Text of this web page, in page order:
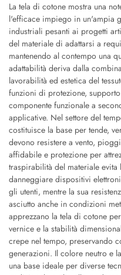
La tela di cotone mostra una
l'efficace impiego in un'ampia
industriali pesanti ai progetti
del materiale di adattarsi a
mantenendo al contempo una
adattabilità deriva dalla
lavorabilità ed estetica del
funzioni di protezione,
componente funzionale a
applicative. Nel settore del
costituisce la base per tende,
devono resistere a vento,
affidabile e protezione per
traspirabilità del materiale
danneggiare dispositivi
gli utenti, mentre la sua
asciutto anche in condizioni
apprezzano la tela di cotone
vernice e la stabilità
crepe nel tempo, preservando
generazioni. Il colore neutro e
una base ideale per diverse